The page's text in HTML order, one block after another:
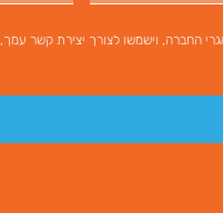
החברה, וישמשו לצורך יצירת קשר